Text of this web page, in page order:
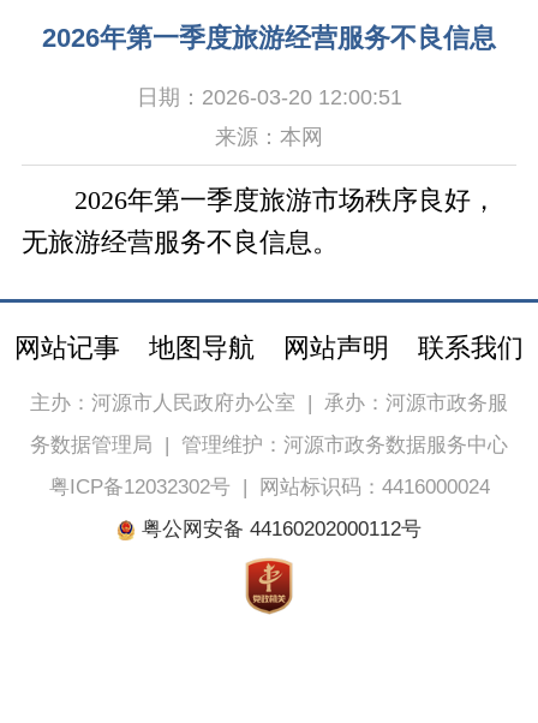
2026年第一季度旅游经营服务不良信息
日期：2026-03-20 12:00:51
来源：本网
2026年第一季度旅游市场秩序良好，
无旅游经营服务不良信息。
网站记事 地图导航 网站声明 联系我们
主办：河源市人民政府办公室 | 承办：河源市政务服
务数据管理局 | 管理维护：河源市政务数据服务中心
粤ICP备12032302号|
网站标识码：4416000024
粤公网安备 44160202000112号